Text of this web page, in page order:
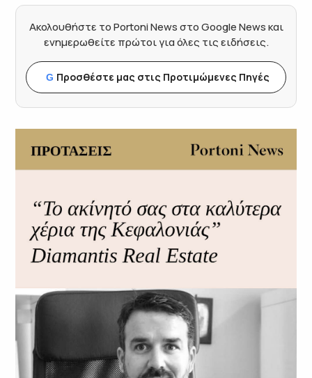
Ακολουθήστε το Portoni News στο Google News και
ενημερωθείτε πρώτοι για όλες τις ειδήσεις.
G Προσθέστε μας στις Προτιμώμενες Πηγές